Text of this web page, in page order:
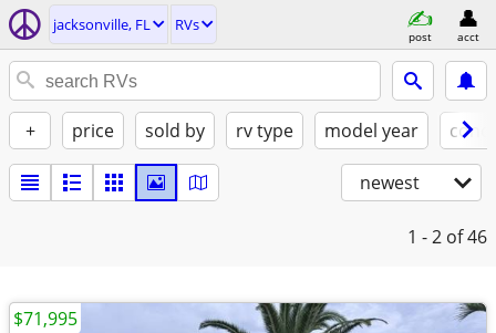
jacksonville, FL RVs
post acct
+ price sold by rv type model year
newest
1 - 2 of 46
$71,995